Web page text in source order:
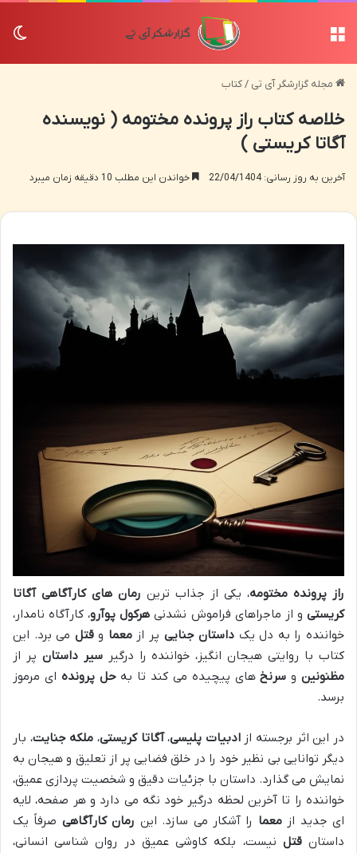
مجله گزارشگر آی تی /کتاب
خلاصه کتاب راز پرونده مختومه ( نویسنده
آگاتا کریستی )
آخرین به روز رسانی: 22/04/1404 خواندن این مطلب 10 دقیقه زمان میبرد
راز پرونده مختومه، یکی از جذاب ترین رمان های کارآگاهی آگاتا
کریستیو از ماجراهای فراموش نشدنی هرکول پوآرو، کارآگاه نامدار،
خواننده را به دل یک داستان جنایی پر ازمعما وقتل می برد. این
کتاب با روایتی هیجان انگیز، خواننده را درگیرسیر داستان پر از
مظنونینو سرنخهای پیچیده می کند تا بهحل پرونده ای مرموز
برسد.
در این اثر برجسته ازادبیات پلیسی،آگاتا کریستی، ملکه جنایت، بار
دیگر توانایی بی نظیر خود را در خلق فضایی پر از تعلیق و هیجان به
نمایش می گذارد. داستان با جزئیات دقیق و شخصیت پردازی عمیق،
خواننده را تا آخرین لحظه درگیر خود نگه می دارد و هر صفحه، لایه
ای جدید ازمعما را آشکار می سازد. این رمان کارآگاهی صرفاً یک
داستانقتل نیست، بلکه کاوشی عمیق در روان شناسی انسانی،